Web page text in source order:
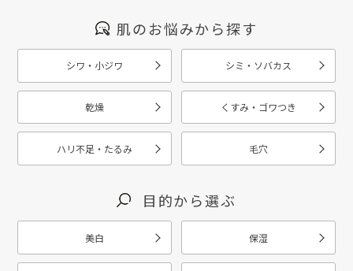
肌のお悩みから探す
シワ・小ジワ シミ・ソバカス
乾燥 くすみ・ゴワつき
ハリ不足・たるみ 毛穴
目的から選ぶ
美白 保湿